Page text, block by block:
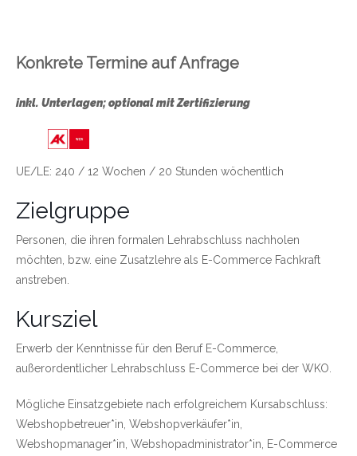
Konkrete Termine auf Anfrage
inkl. Unterlagen; optional mit Zertifizierung
UE/LE: 240 / 12 Wochen / 20 Stunden wöchentlich
Zielgruppe
Personen, die ihren formalen Lehrabschluss nachholen
möchten, bzw. eine Zusatzlehre als E-Commerce Fachkraft
anstreben.
Kursziel
Erwerb der Kenntnisse für den Beruf E-Commerce,
außerordentlicher Lehrabschluss E-Commerce bei der WKO.
Mögliche Einsatzgebiete nach erfolgreichem Kursabschluss:
Webshopbetreuer*in, Webshopverkäufer*in,
Webshopmanager*in, Webshopadministrator*in, E-Commerce